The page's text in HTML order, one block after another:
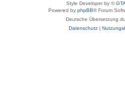
Style Developer by ©
Powered by phpBB® Forum
Deutsche Übersetzung
Datenschutz|